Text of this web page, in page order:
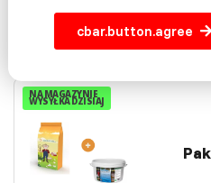
NA MAGAZYNIE
WYSYŁKA DZISIAJ
cbar.button.agree